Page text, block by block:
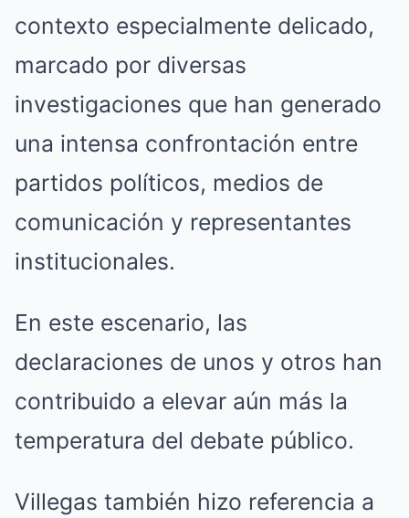
contexto especialmente delicado,
marcado por diversas
investigaciones que han generado
una intensa confrontación entre
partidos políticos, medios de
comunicación y representantes
institucionales.
En este escenario, las
declaraciones de unos y otros han
contribuido a elevar aún más la
temperatura del debate público.
Villegas también hizo referencia a